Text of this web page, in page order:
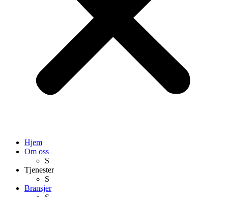
Hjem
Om oss
S
Tjenester
S
Bransjer